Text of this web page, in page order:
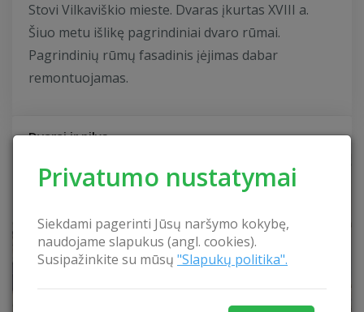
Privatumo nustatymai
Siekdami pagerinti Jūsų naršymo kokybę,
naudojame slapukus (angl. cookies).
Susipažinkite su mūsų "Slapukų politika".
Stovi Vilkaviškio mieste. Dvaras įkurtas XVIII a.
Šiuo metu išlikę pagrindiniai dvaro rūmai.
Pagrindinių rūmų fasadinis įėjimas dabar
remontuojamas.
Dvarai ir pilys